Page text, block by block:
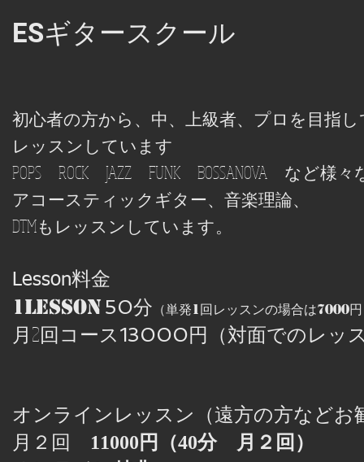
ESギタースクール
初心者の方から、中、上級者、プロを目指
​レッスンしています
POPS ROCK JAZZ FUNK BOSSANOVA など様
アコースティックギター、音楽理論、
DTMもレッスンしています。
Lesson料金
1Lesson 50分 （単発1回レッスンの場合は7000円
月2回コース13000円（対面でのレッ
オンラインレッスン（遠方の方などお
月２回
11000円（40分 月２回）